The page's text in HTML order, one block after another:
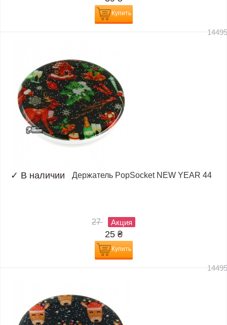
Купить
✓ В наличии Держатель PopSocket NEW YEAR 44
27 Акция
25 ₴
Купить